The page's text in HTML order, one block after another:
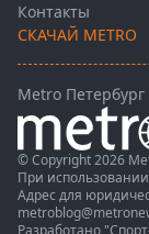
Контакты
СКАЧАЙ METRO
Metro Петербург
© Copyright 2026
При
Адрес для